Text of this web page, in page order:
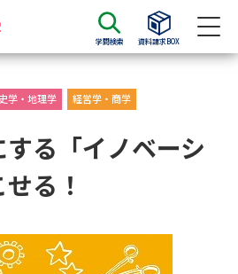
学問検索 資料請求BOX
求 資料検索
ら請求
募
大学入学共通テスト利用選抜の
募集要項＆願書
史学・地理学 経営学・商学
る「イノベーシ
る！